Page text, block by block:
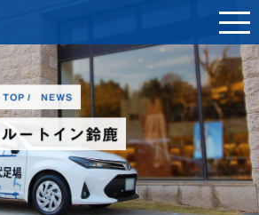
TOP NEWS
ルートイン鈴鹿